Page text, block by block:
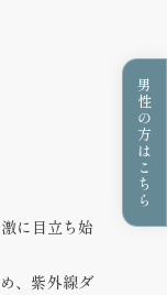
に目立ち始
、紫外線ダ
男性の方はこちら